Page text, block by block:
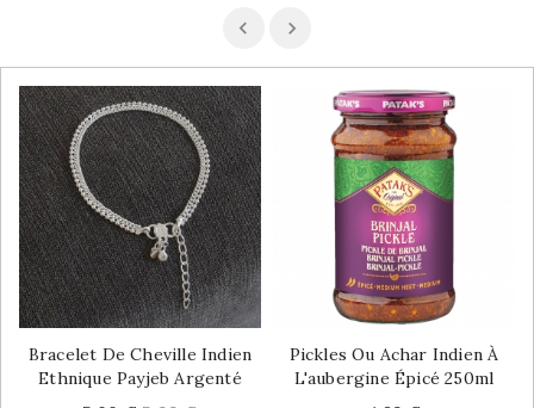
Bracelet De Cheville Indien
Ethnique Payjeb Argenté
Pickles Ou Achar Indien À
L'aubergine Épicé 250ml